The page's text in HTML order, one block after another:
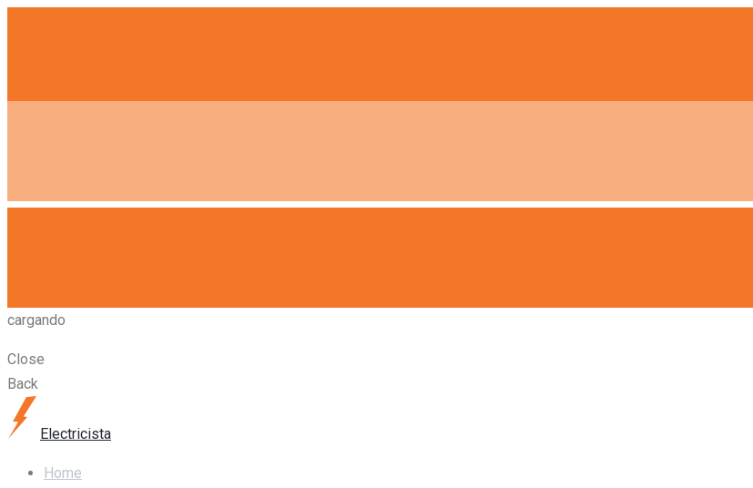
cargando
Close
Back
Electricista
Home